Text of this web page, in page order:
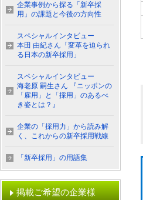
企業事例から探る「新卒採
用」の課題と今後の方向性
スペシャルインタビュー
本田 由紀さん「変革を迫られ
る日本の新卒採用」
スペシャルインタビュー
海老原 嗣生さん 『ニッポンの
「雇用」と「採用」のあるべ
き姿とは？』
企業の「採用力」から読み解
く、これからの新卒採用戦線
「新卒採用」の用語集
掲載ご希望の企業様